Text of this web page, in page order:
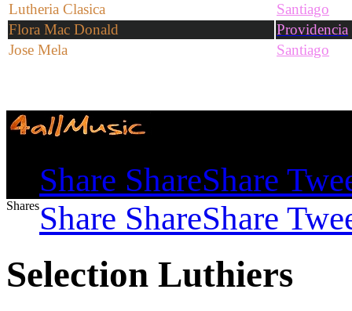
Lutheria Clasica
Santiago
Flora Mac Donald
Providencia
Jose Mela
Santiago
Share ShareShare
SharesShare ShareShare
Selection Luthiers